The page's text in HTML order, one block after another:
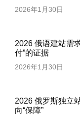
2026年1月30日
2026 俄语建站需
付”的证据
2026年1月30日
2026 俄罗斯独立
向“保障”